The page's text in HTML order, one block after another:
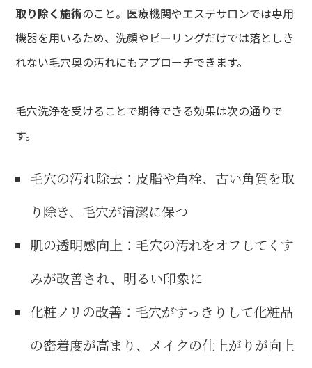
取り除く施術のこと。医療機関やエステサロンでは専用
機器を用いるため、洗顔やピーリングだけでは落としき
れない毛穴奥の汚れにもアプローチできます。
毛穴洗浄を受けることで期待できる効果は次の通りで
す。
毛穴の汚れ除去：皮脂や角栓、古い角質を取
り除き、毛穴が清潔に保つ
肌の透明感向上：毛穴の汚れをオフしてくす
みが改善され、明るい印象に
化粧ノリの改善：毛穴がすっきりして化粧品
の密着度が高まり、メイクの仕上がりが向上